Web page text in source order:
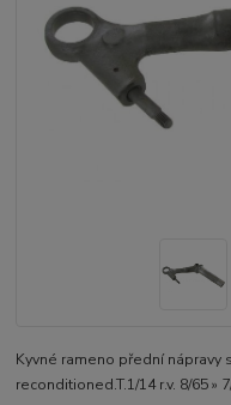
Kyvné rameno přední
reconditioned.T.1/14 r.v. 8/65 »